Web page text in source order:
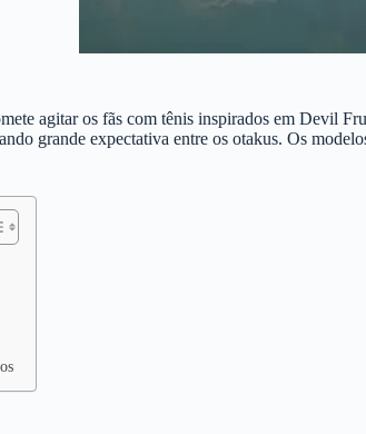
agitar os fãs com tênis inspirados em Devil
grande expectativa entre os otakus. Os